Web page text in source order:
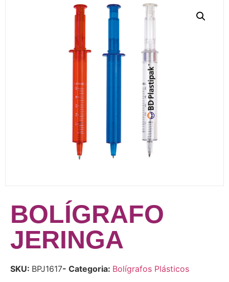
BOLÍGRAFO
JERINGA
SKU: BPJ1617- Categoria: Bolígrafos Plásticos